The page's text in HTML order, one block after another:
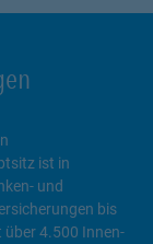
ist in
und
bis
4.500 Innen-